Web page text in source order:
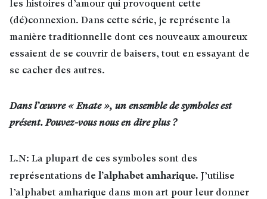
les histoires d’amour qui provoquent cette
(dé)connexion. Dans cette série, je représente la
manière traditionnelle dont ces nouveaux amoureux
essaient de se couvrir de baisers, tout en essayant de
se cacher des autres.
Dans l’œuvre « Enate », un ensemble de symboles est
présent. Pouvez-vous nous en dire plus ?
L.N: La plupart de ces symboles sont des
représentations de l’alphabet amharique. J’utilise
l’alphabet amharique dans mon art pour leur donner